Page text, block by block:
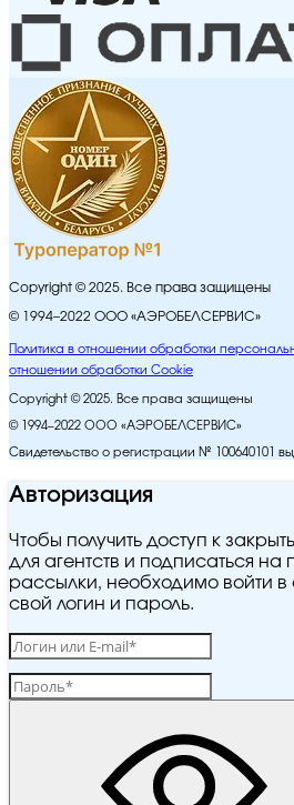
Copyright © 2025. Все права защищены
© 1994–2022 ООО «АЭРОБЕЛСЕРВИС»
Политика в отношении обработки
отношении обработки Cookie
Copyright © 2025. Все права защищены
© 1994–2022 ООО «АЭРОБЕЛСЕРВИС»
Свидетельство о регистрации № 100640101
Авторизация
Чтобы получить доступ к
для агентств и подписаться
рассылки, необходимо войти в
свой логин и пароль.